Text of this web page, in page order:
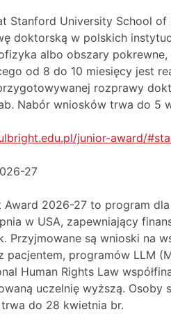
Stanford University School
doktorską w polskich
albo obszary
od 8 do 10 miesięcy jest
rozprawy
Nabór wniosków trwa do 5
junior-award/
27
Award 2026-27 to program
w USA, zapewniający
Przyjmowane są wnioski na
pacjentem, programów LLM
Human Rights Law
uczelnię wyższą. Osoby
do 28 kwietnia br.